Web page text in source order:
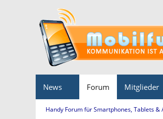
News Forum Mitglieder
Handy Forum für Smartphones, Tablets &